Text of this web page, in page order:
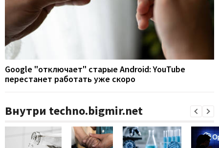
Google "отключает" старые Android: YouTube
перестанет работать уже скоро
Внутри techno.bigmir.net